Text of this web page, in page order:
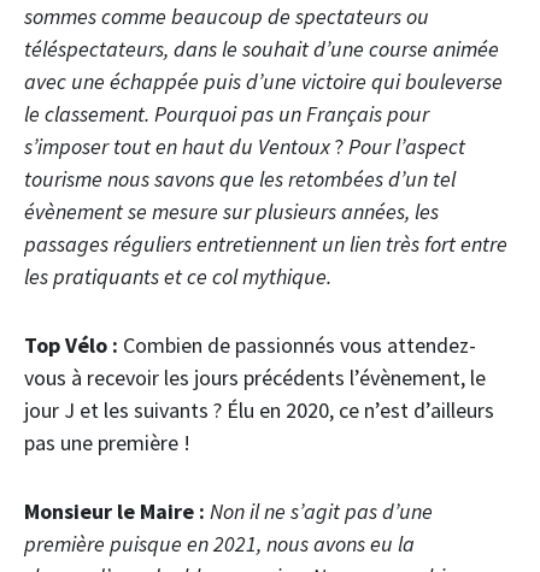
sommes comme beaucoup de spectateurs ou
téléspectateurs, dans le souhait d’une course animée
avec une échappée puis d’une victoire qui bouleverse
le classement. Pourquoi pas un Français pour
s’imposer tout en haut du Ventoux?Pour l’aspect
tourisme nous savons que les retombées d’un tel
évènement se mesure sur plusieurs années, les
passages réguliers entretiennent un lien très fort entre
les pratiquants et ce col mythique.
Top Vélo : Combien de passionnés vous attendez-
vous à recevoir les jours précédents l’évènement, le
jour J et les suivants ? Élu en 2020, ce n’est d’ailleurs
pas une première !
Monsieur le Maire : Non il ne s’agit pas d’une
première puisque en 2021, nous avons eu la